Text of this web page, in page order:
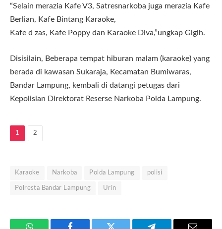
“Selain merazia Kafe V3, Satresnarkoba juga merazia Kafe
Berlian, Kafe Bintang Karaoke,
Kafe d zas, Kafe Poppy dan Karaoke Diva,”ungkap Gigih.
Disisilain, Beberapa tempat hiburan malam (karaoke) yang
berada di kawasan Sukaraja, Kecamatan Bumiwaras,
Bandar Lampung, kembali di datangi petugas dari
Kepolisian Direktorat Reserse Narkoba Polda Lampung.
1 2
Karaoke Narkoba Polda Lampung polisi
Polresta Bandar Lampung Urin